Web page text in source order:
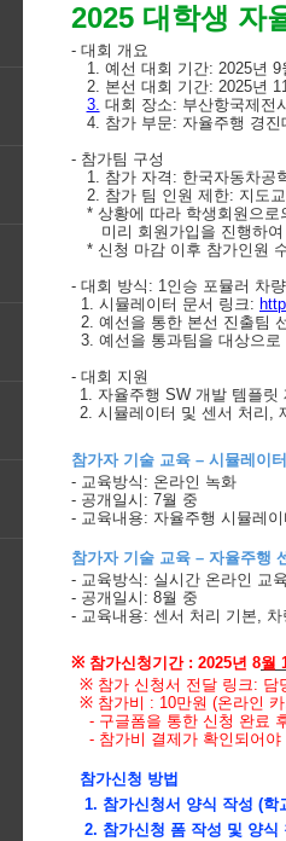
2025 대학생 자
- 대회 개요
1. 예선 대회 기간: 2025년 9
2. 본선 대회 기간: 2025년
3. 대회 장소: 부산항국제전
4. 참가 부문: 자율주행 경진
- 참가팀 구성
1. 참가 자격 : 한국자동차공
2. 참가 팀 인원 제한: 지도
* 상황에 따라 학생회원으
미리 회원가입을 진행하
* 신청 마감 이후 참가인원
- 대회 방식 : 1인승 포뮬러 차
1. 시뮬레이터 문서 링크:
2. 예선을 통한 본선 진출팀
3. 예선을 통과팀을 대상으로
- 대회 지원
1. 자율주행 SW개발 템플릿
2.시뮬레이터 및 센서 처리 ,
참가자 기술 교육 – 시뮬레이터
- 교육방식 : 온라인 녹화
- 공개일시 : 7월 중
- 교육내용: 자율주행 시뮬레
참가자 기술 교육 – 자율주행
- 교육방식 : 실시간 온라인 교
- 공개일시 : 8월 중
- 교육내용: 센서 처리 기본,
※ 참가신청기간: 2025년 8월
※ 참가 신청서 전달 링크: 담
※ 참가비 : 10만원 (온라인
- 구글폼을 통한 신청 완료
- 참가비 결제가 확인되어
참가신청 방법
1. 참가신청서 양식 작성 (학
2. 참가신청 폼 작성 및 양식